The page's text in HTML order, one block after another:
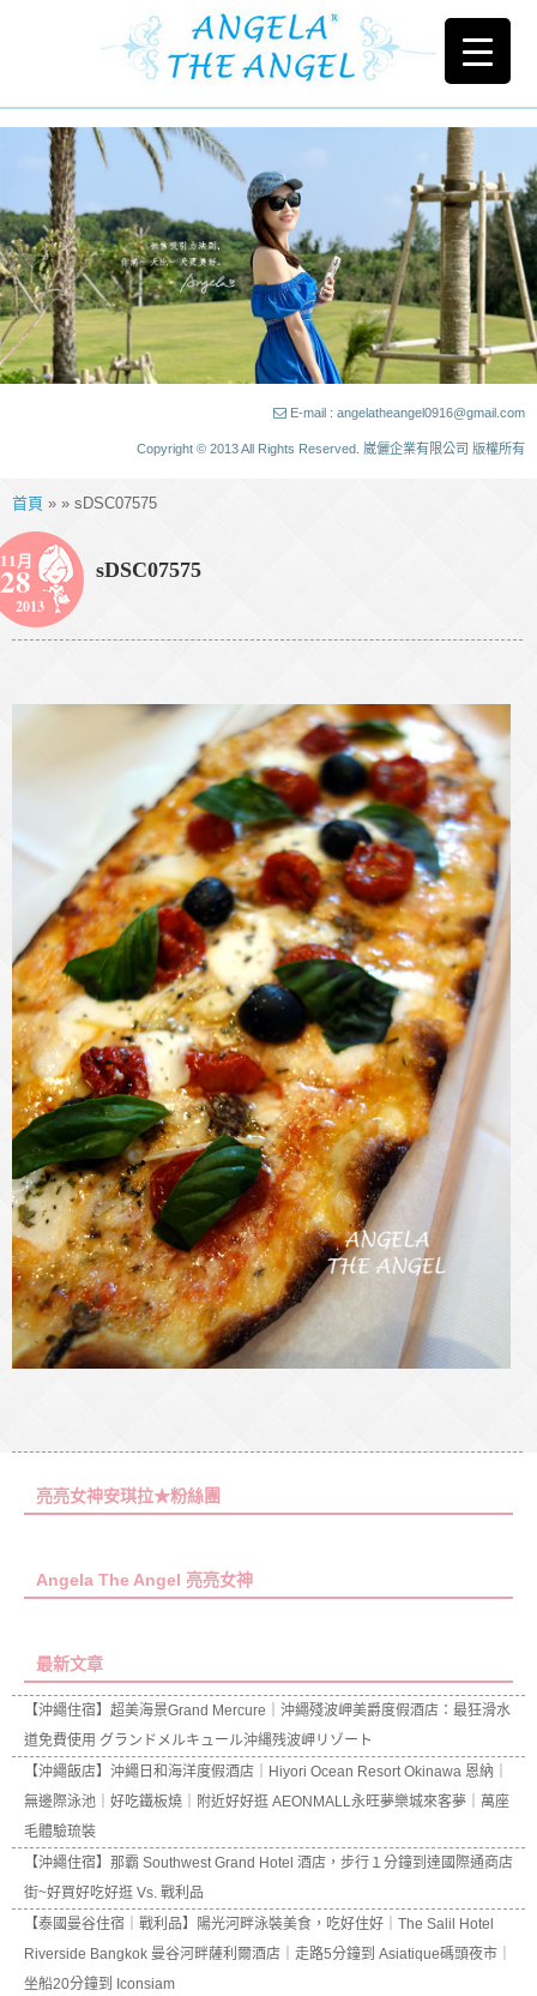
E-mail : angelatheangel0916@gmail.com
Copyright © 2013 All Rights Reserved. 崴儷企業有限公司 版權所有
首頁 » » sDSC07575
11月
28
2013
sDSC07575
亮亮女神安琪拉★粉絲團
Angela The Angel 亮亮女神
最新文章
【沖繩住宿】超美海景Grand Mercure｜沖繩殘波岬美爵度假酒店：最狂滑水
道免費使用 グランドメルキュール沖縄残波岬リゾート
【沖繩飯店】沖繩日和海洋度假酒店｜Hiyori Ocean Resort Okinawa 恩納｜
無邊際泳池｜好吃鐵板燒｜附近好好逛 AEONMALL永旺夢樂城來客夢｜萬座
毛體驗琉裝
【沖繩住宿】那霸 Southwest Grand Hotel 酒店，步行１分鐘到達國際通商店
街~好買好吃好逛 Vs. 戰利品
【泰國曼谷住宿｜戰利品】陽光河畔泳裝美食，吃好住好｜The Salil Hotel
Riverside Bangkok 曼谷河畔薩利爾酒店｜走路5分鐘到 Asiatique碼頭夜市｜
坐船20分鐘到 Iconsiam